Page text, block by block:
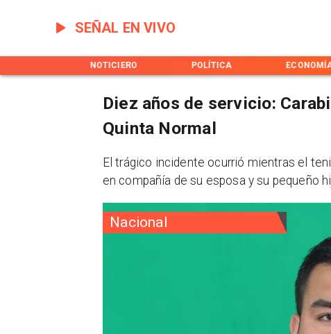
SEÑAL EN VIVO
NOTICIERO POLÍTICA
Nacional
Diez años de servicio:
Quinta Normal
​El trágico incidente ocurrió mientras el
en compañía de su esposa y su pequeño